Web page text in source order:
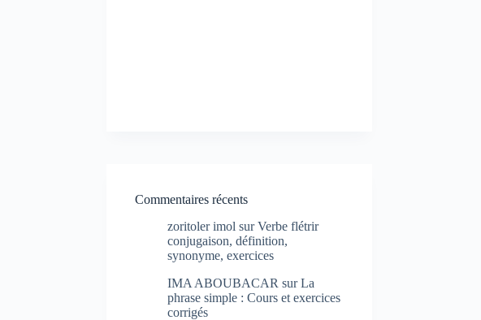
Commentaires récents
zoritoler imol surVerbe flétrir
conjugaison, définition,
synonyme, exercices
IMA ABOUBACAR surLa
phrase simple : Cours et exercices
corrigés